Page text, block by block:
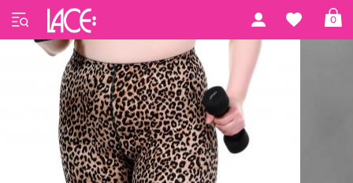
0
Startseite Anita active